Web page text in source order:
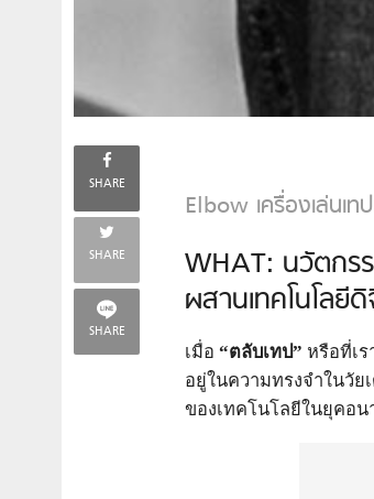
SHARE
SHARE
SHARE
Elbow เครื่องเล่นเ
WHAT: นวัตกร
ผสานเทคโนโลยี
เมื่อ “ตลับเทป” หรือที่เ
อยู่ในความทรงจำในวัย
ของเทคโนโลยีในยุคอน